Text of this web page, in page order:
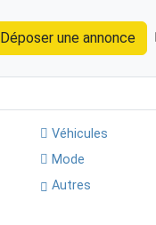
Déposer une annonce
Véhicules
Mode
Autres